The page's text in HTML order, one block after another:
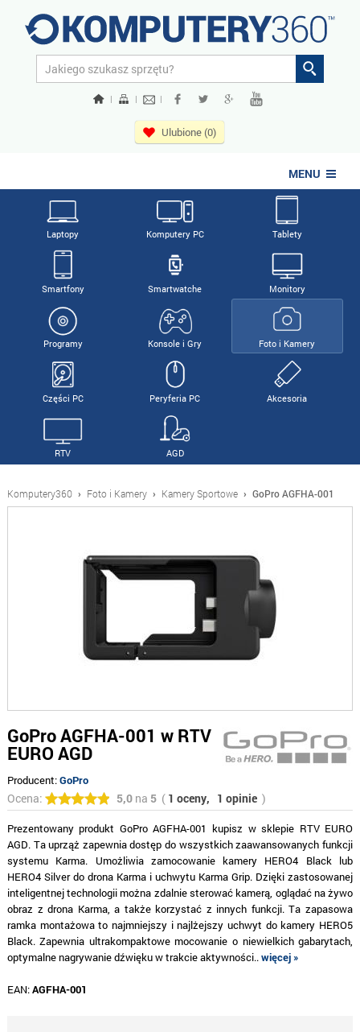
| | |
Ulubione (0)
MENU
Laptopy Komputery PC Tablety
Smartfony Smartwatche Monitory
Programy Konsole i Gry Foto i Kamery
Części PC Peryferia PC Akcesoria
RTV AGD
Komputery360 › Foto i Kamery › Kamery Sportowe › GoPro AGFHA-001
GoPro AGFHA-001 w RTV
EURO AGD
Producent:GoPro
Ocena: 5,0na 5( 1 oceny, 1 opinie )
Prezentowany produkt GoPro AGFHA-001 kupisz w sklepie RTV EURO
AGD. Ta uprząż zapewnia dostęp do wszystkich zaawansowanych funkcji
systemu Karma. Umożliwia zamocowanie kamery HERO4 Black lub
HERO4 Silver do drona Karma i uchwytu Karma Grip. Dzięki zastosowanej
inteligentnej technologii można zdalnie sterować kamerą, oglądać na żywo
obraz z drona Karma, a także korzystać z innych funkcji. Ta zapasowa
ramka montażowa to najmniejszy i najlżejszy uchwyt do kamery HERO5
Black. Zapewnia ultrakompaktowe mocowanie o niewielkich gabarytach,
optymalne nagrywanie dźwięku w trakcie aktywności..więcej »
EAN:AGFHA-001